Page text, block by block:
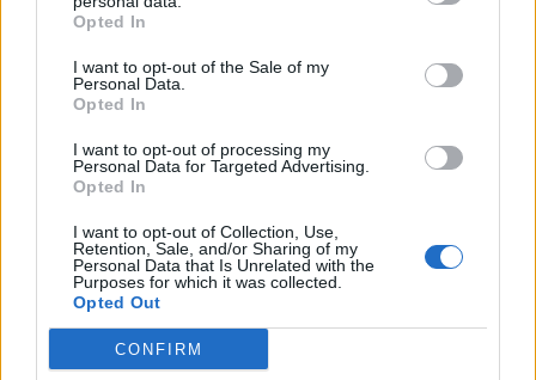
Opted In
I want to opt-out of the Sale of my
Personal Data.
Opted In
I want to opt-out of processing my
Personal Data for Targeted Advertising.
Opted In
I want to opt-out of Collection, Use,
Retention, Sale, and/or Sharing of my
Personal Data that Is Unrelated with the
Purposes for which it was collected.
Opted Out
CONFIRM
Εικαστικά
Library of Us: Η βιβλιοθήκη που κάνει τα
κύματα να διαβάζουν
10.12.25
Στο Μαϊάμι, η Es Devlin στήνει μια περιστρεφόμενη
βιβλιοθήκη στη θάλασσα, μετατρέποντας την ανάγνωση σε
αργή, τελετουργική, συλλογική εμπειρία κάτω από τον
ουρανό.